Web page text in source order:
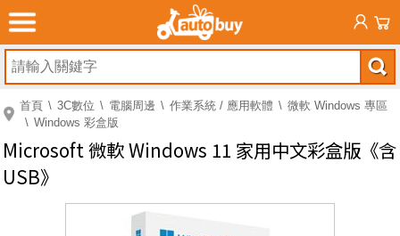
首頁 3C數位 電腦周邊 作業系統 / 應用軟體
微軟 Windows 專區
Windows 彩盒版
Microsoft 微軟 Windows 11 家用中文彩盒版《含
USB》